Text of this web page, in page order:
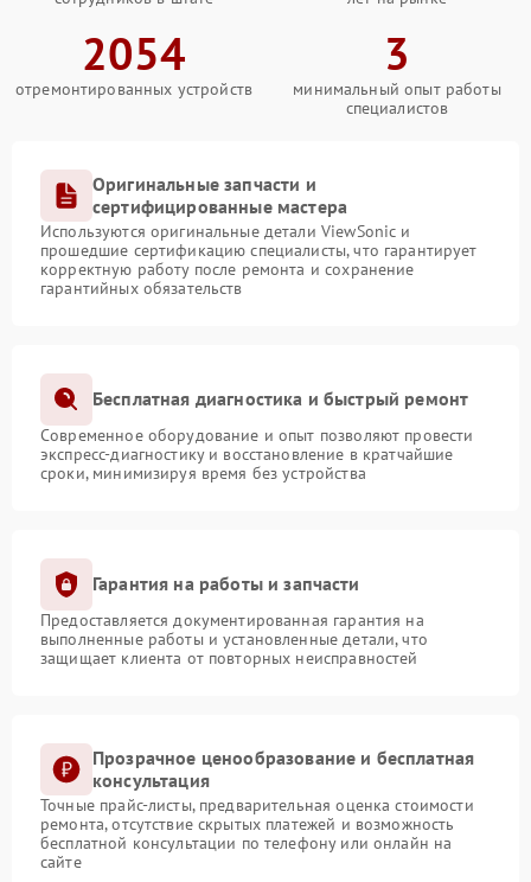
2054
отремонтированных устройств
3
минимальный опыт работы
специалистов
Оригинальные запчасти и
сертифицированные мастера
Используются оригинальные детали ViewSonic и
прошедшие сертификацию специалисты, что гарантирует
корректную работу после ремонта и сохранение
гарантийных обязательств
Бесплатная диагностика и быстрый ремонт
Современное оборудование и опыт позволяют провести
экспресс-диагностику и восстановление в кратчайшие
сроки, минимизируя время без устройства
Гарантия на работы и запчасти
Предоставляется документированная гарантия на
выполненные работы и установленные детали, что
защищает клиента от повторных неисправностей
Прозрачное ценообразование и бесплатная
консультация
Точные прайс-листы, предварительная оценка стоимости
ремонта, отсутствие скрытых платежей и возможность
бесплатной консультации по телефону или онлайн на
сайте